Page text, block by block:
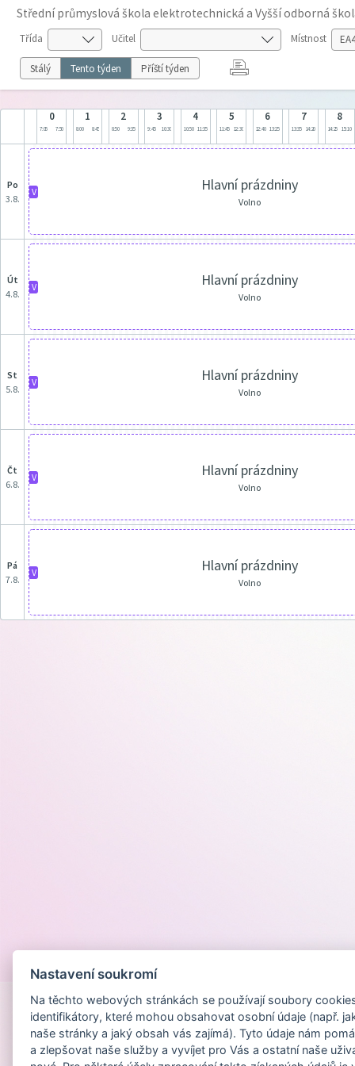
Střední průmyslová škola elektrotechnická a Vyšší odborná
Třída Učitel Místnost
Stálý Tento týden Příští týden
0
7:05 7:50
1
8:00 8:45
2
8:50 9:35
3
9:45 10:30
4
10:50 11:35
5
11:45 12:30
6
12:40 13:25
7
13:35 14:20
8
14:25 15:10
po
3.8.
V Hlavní prázdniny
Volno
út
4.8.
V Hlavní prázdniny
Volno
st
5.8.
V Hlavní prázdniny
Volno
čt
6.8.
V Hlavní prázdniny
Volno
pá
7.8.
V Hlavní prázdniny
Volno
Nastavení soukromí
Na těchto webových stránkách se používají soubory
identifikátory, které mohou obsahovat osobní údaje (např.
naše stránky a jaký obsah vás zajímá). Tyto údaje nám
a zlepšovat naše služby a vyvíjet pro Vás a ostatní naše